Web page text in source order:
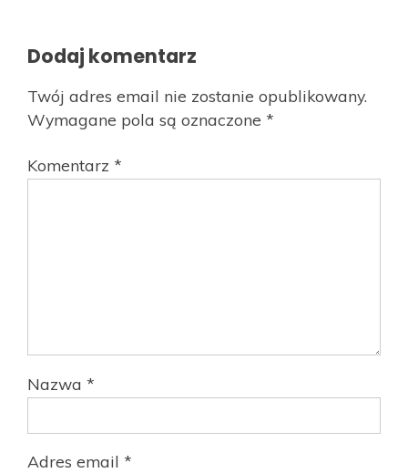
Dodaj komentarz
Twój adres email nie zostanie opublikowany.
Wymagane pola są oznaczone *
Komentarz *
Nazwa *
Adres email *